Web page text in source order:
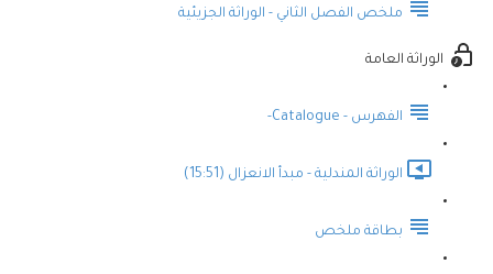
ملخص الفصل الثاني - الوراثة الجزيئية
الوراثة العامة
الفهرس - Catalogue-
الوراثة المندلية - مبدأ الانعزال (15:51)
بطاقة ملخص